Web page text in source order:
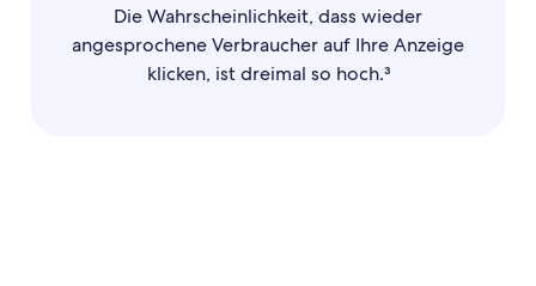
Die Wahrscheinlichkeit, dass wieder
angesprochene Verbraucher auf Ihre Anzeige
klicken, ist dreimal so hoch.³